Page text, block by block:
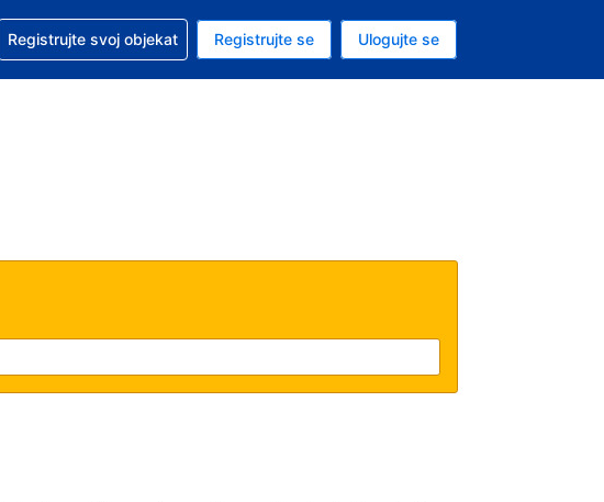
trenutna valuta je američki dolar
Vaš trenutni jezik je Srpskom
pomoć u vezi sa rezervacijom
Registrujte svoj objekat Registrujte se Ulogujte se